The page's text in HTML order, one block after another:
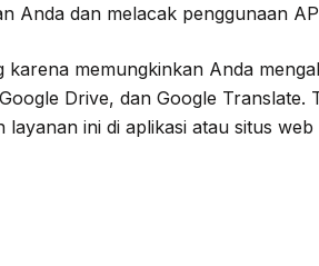
Anda dan melacak penggunaan
karena memungkinkan Anda
Drive, dan Google Translate.
ini di aplikasi atau situs web